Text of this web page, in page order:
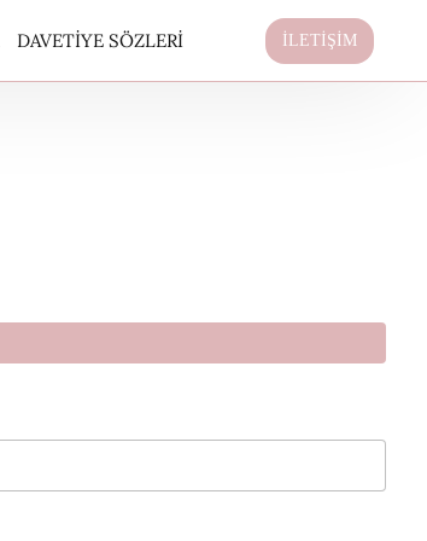
DAVETIYE SÖZLERI İLETİŞİM